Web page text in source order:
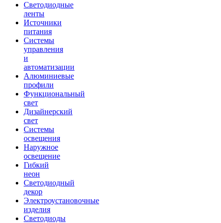
Светодиодные
ленты
Источники
питания
Системы
управления
и
автоматизации
Алюминиевые
профили
Функциональный
свет
Дизайнерский
свет
Системы
освещения
Наружное
освещение
Гибкий
неон
Светодиодный
декор
Электроустановочные
изделия
Светодиоды